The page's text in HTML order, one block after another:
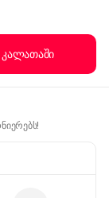
კალათაში